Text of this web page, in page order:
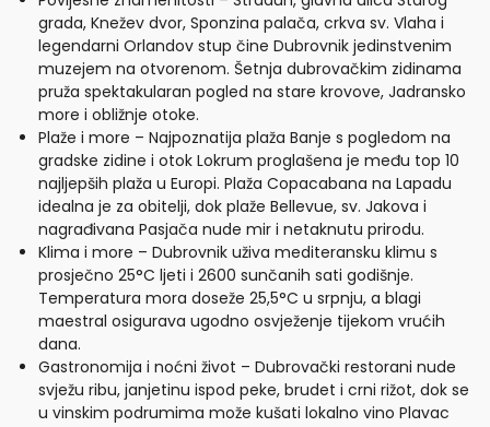
grada, Knežev dvor, Sponzina palača, crkva sv. Vlaha i
legendarni Orlandov stup čine Dubrovnik jedinstvenim
muzejem na otvorenom. Šetnja dubrovačkim zidinama
pruža spektakularan pogled na stare krovove, Jadransko
more i obližnje otoke.
Plaže i more – Najpoznatija plaža Banje s pogledom na
gradske zidine i otok Lokrum proglašena je među top 10
najljepših plaža u Europi. Plaža Copacabana na Lapadu
idealna je za obitelji, dok plaže Bellevue, sv. Jakova i
nagrađivana Pasjača nude mir i netaknutu prirodu.
Klima i more – Dubrovnik uživa mediteransku klimu s
prosječno 25°C ljeti i 2600 sunčanih sati godišnje.
Temperatura mora doseže 25,5°C u srpnju, a blagi
maestral osigurava ugodno osvježenje tijekom vrućih
dana.
Gastronomija i noćni život – Dubrovački restorani nude
svježu ribu, janjetinu ispod peke, brudet i crni rižot, dok se
u vinskim podrumima može kušati lokalno vino Plavac